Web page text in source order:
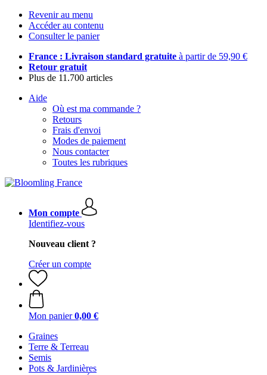
Revenir au menu
Accéder au contenu
Consulter le panier
France : Livraison standard gratuite à partir de 59,90 €
Retour gratuit
Plus de 11.700 articles
Aide
Où est ma commande ?
Retours
Frais d'envoi
Modes de paiement
Nous contacter
Toutes les rubriques
Mon compte
Identifiez-vous
Nouveau client ?
Créer un compte
Mon panier 0,00 €
Graines
Terre & Terreau
Semis
Pots & Jardinières